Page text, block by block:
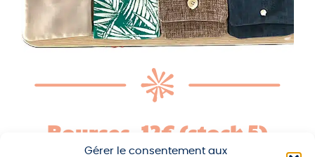
Gérer le consentement aux
Bourses, 12€ (stock 5)